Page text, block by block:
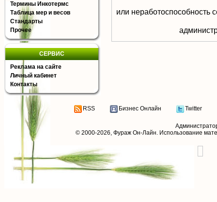
Термины Инкотермс
Таблица мер и весов
Стандарты
Прочее
СЕРВИС
Реклама на сайте
Личный кабинет
Контакты
или неработоспособность
RSS Бизнес Онлайн Twitter
© 2000-2026, Фураж Он-Лайн. Использование